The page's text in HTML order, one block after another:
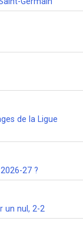
de la Ligue
27 ?
un nul, 2-2